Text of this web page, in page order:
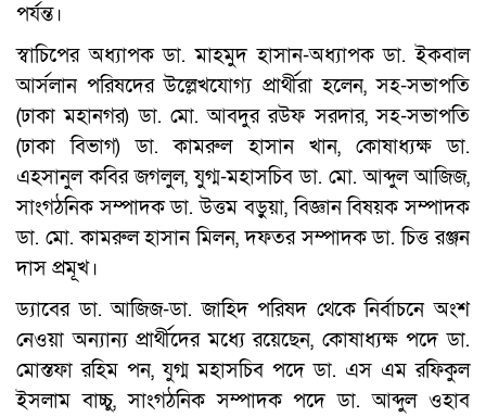
পর্যন্ত।
স্বাচিপের অধ্যাপক ডা. মাহমুদ হাসান-অধ্যাপক ডা. ইকবাল
আর্সলান পরিষদের উল্লেখযোগ্য প্রার্থীরা হলেন, সহ-সভাপতি
(ঢাকা মহানগর) ডা. মো. আবদুর রউফ সরদার, সহ-সভাপতি
(ঢাকা বিভাগ) ডা. কামরুল হাসান খান, কোষাধ্যক্ষ ডা.
এহসানুল কবির জগলুল, যুগ্ম-মহাসচিব ডা. মো. আব্দুল আজিজ,
সাংগঠনিক সম্পাদক ডা. উত্তম বড়ুয়া, বিজ্ঞান বিষয়ক সম্পাদক
ডা. মো. কামরুল হাসান মিলন, দফতর সম্পাদক ডা. চিত্ত রঞ্জন
দাস প্রমূখ।
ড্যাবের ডা. আজিজ-ডা. জাহিদ পরিষদ থেকে নির্বাচনে অংশ
নেওয়া অন্যান্য প্রার্থীদের মধ্যে রয়েছেন, কোষাধ্যক্ষ পদে ডা.
মোস্তফা রহিম পন, যুগ্ম মহাসচিব পদে ডা. এস এম রফিকুল
ইসলাম বাচ্চু, সাংগঠনিক সম্পাদক পদে ডা. আব্দুল ওহাব